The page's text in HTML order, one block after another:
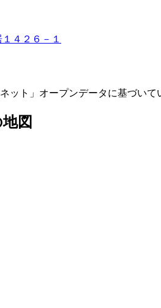
４２６－１
ット」オープンデータに基づい
図